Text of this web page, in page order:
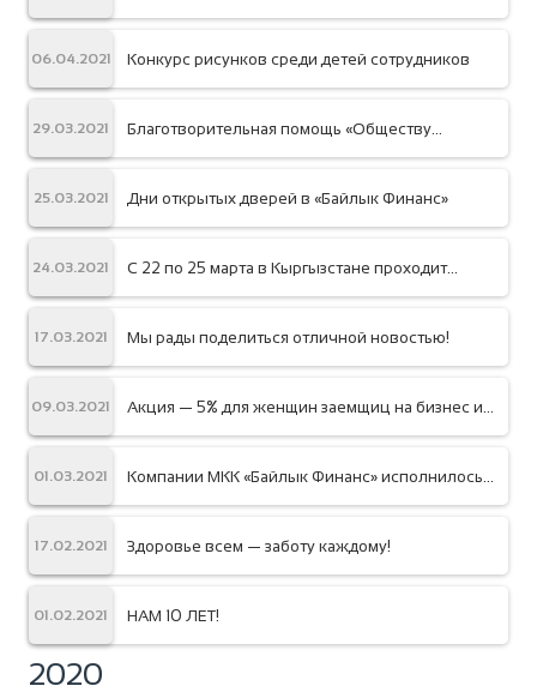
06.04.2021 Конкурс рисунков среди детей сотрудников
29.03.2021
Благотворительная помощь «Обществу
Бишкек»
25.03.2021 Дни открытых дверей в «Байлык Финанс»
24.03.2021
С 22 по 25 марта в Кыргызстане проходит
17.03.2021 Мы рады поделиться отличной новостью!
09.03.2021
Акция — 5% для женщин заемщиц на бизнес и
01.03.2021
Компании МКК «Байлык Финанс» исполнилось
17.02.2021 Здоровье всем — заботу каждому!
01.02.2021 НАМ 10 ЛЕТ!
2020